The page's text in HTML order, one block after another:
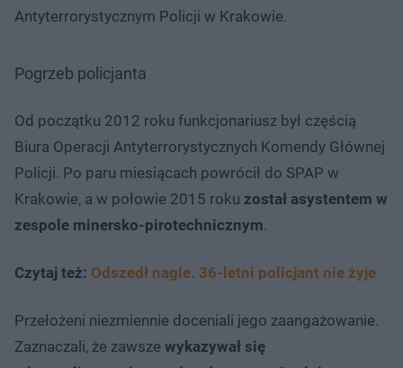
Antyterrorystycznym Policji w Krakowie.
Pogrzeb policjanta
Od początku 2012 roku funkcjonariusz był częścią
Biura Operacji Antyterrorystycznych Komendy Głównej
Policji. Po paru miesiącach powrócił do SPAP w
Krakowie, a w połowie 2015 roku został asystentem w
zespole minersko-pirotechnicznym.
Czytaj też: Odszedł nagle. 36-letni policjant nie żyje
Przełożeni niezmiennie doceniali jego zaangażowanie.
Zaznaczali, że zawsze wykazywał się